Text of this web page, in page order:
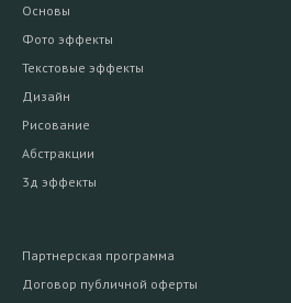
Основы
Фото эффекты
Текстовые эффекты
Дизайн
Рисование
Абстракции
3д эффекты
Партнерская программа
Договор публичной оферты